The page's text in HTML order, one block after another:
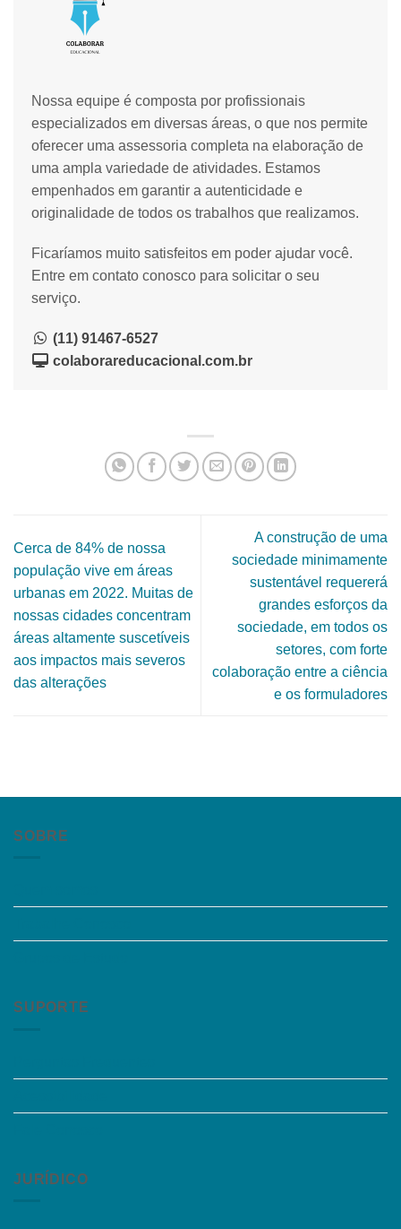
Nossa equipe é composta por profissionais
especializados em diversas áreas, o que nos permite
oferecer uma assessoria completa na elaboração de
uma ampla variedade de atividades. Estamos
empenhados em garantir a autenticidade e
originalidade de todos os trabalhos que realizamos.
Ficaríamos muito satisfeitos em poder ajudar você.
Entre em contato conosco para solicitar o seu
serviço.
(11) 91467-6527
colaborareducacional.com.br
Cerca de 84% de nossa
população vive em áreas
urbanas em 2022. Muitas de
nossas cidades concentram
áreas altamente suscetíveis
aos impactos mais severos
das alterações
A construção de uma
sociedade minimamente
sustentável requererá
grandes esforços da
sociedade, em todos os
setores, com forte
colaboração entre a ciência
e os formuladores
SOBRE
SUPORTE
JURÍDICO